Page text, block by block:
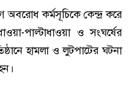
অবরোধ কর্মসূচিকে কেন্দ্র করে
পাল্টাধাওয়া ও সংঘর্ষের
হামলা ও লুটপাটের ঘটনা